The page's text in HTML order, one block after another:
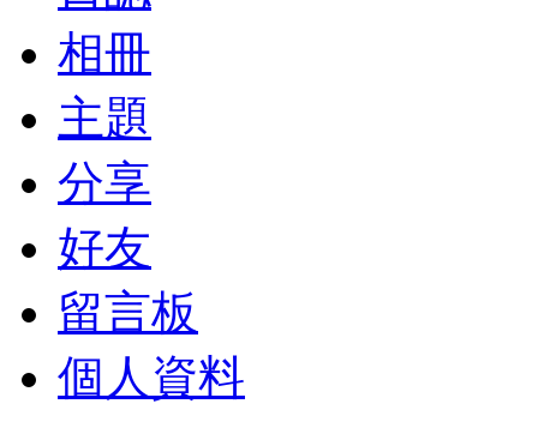
相冊
主題
分享
好友
留言板
個人資料